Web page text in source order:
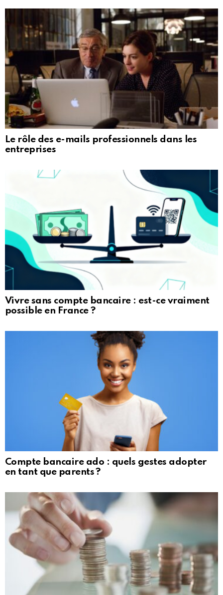
Le rôle des e-mails professionnels dans les
entreprises
Vivre sans compte bancaire : est-ce vraiment
possible en France ?
Compte bancaire ado : quels gestes adopter
en tant que parents ?